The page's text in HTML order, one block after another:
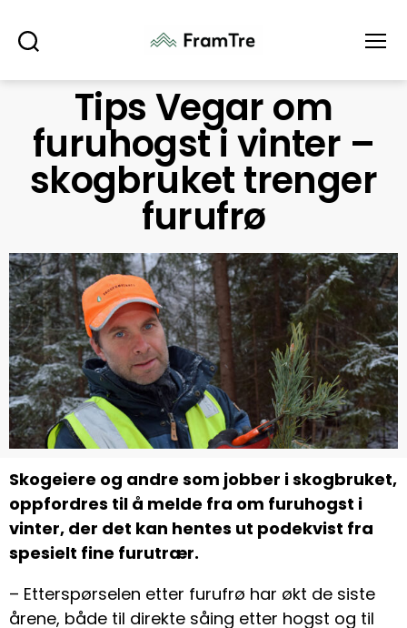
Tips Vegar om
furuhogst i vinter –
skogbruket trenger
furufrø
Skogeiere og andre som jobber i skogbruket,
oppfordres til å melde fra om furuhogst i
vinter, der det kan hentes ut podekvist fra
spesielt fine furutrær.
– Etterspørselen etter furufrø har økt de siste
årene, både til direkte såing etter hogst og til